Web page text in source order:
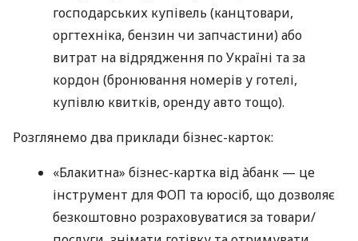
господарських купівель (канцтовари,
оргтехніка, бензин чи запчастини) або
витрат на відрядження по Україні та за
кордон (бронювання номерів у готелі,
купівлю квитків, оренду авто тощо).
Розглянемо два приклади бізнес-карток:
«Блакитна» бізнес-картка від àбанк — це
інструмент для ФОП та юросіб, що дозволяє
безкоштовно розраховуватися за товари/